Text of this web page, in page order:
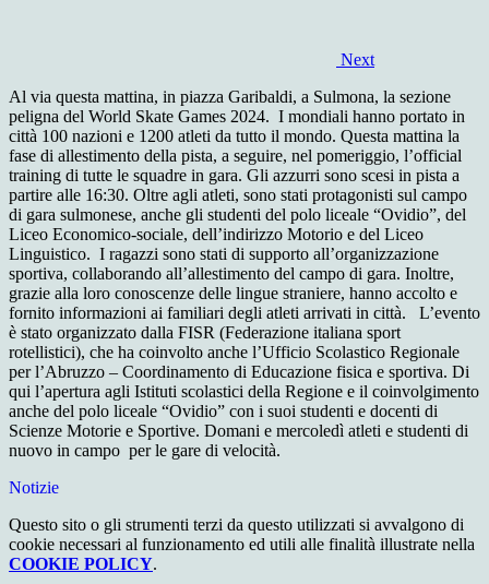
Next
Al via questa mattina, in piazza Garibaldi, a Sulmona, la sezione
peligna del World Skate Games 2024. I mondiali hanno portato in
città 100 nazioni e 1200 atleti da tutto il mondo. Questa mattina la
fase di allestimento della pista, a seguire, nel pomeriggio, l’official
training di tutte le squadre in gara. Gli azzurri sono scesi in pista a
partire alle 16:30. Oltre agli atleti, sono stati protagonisti sul campo
di gara sulmonese, anche gli studenti del polo liceale “Ovidio”, del
Liceo Economico-sociale, dell’indirizzo Motorio e del Liceo
Linguistico. I ragazzi sono stati di supporto all’organizzazione
sportiva, collaborando all’allestimento del campo di gara. Inoltre,
grazie alla loro conoscenze delle lingue straniere, hanno accolto e
fornito informazioni ai familiari degli atleti arrivati in città. L’evento
è stato organizzato dalla FISR (Federazione italiana sport
rotellistici), che ha coinvolto anche l’Ufficio Scolastico Regionale
per l’Abruzzo – Coordinamento di Educazione fisica e sportiva. Di
qui l’apertura agli Istituti scolastici della Regione e il coinvolgimento
anche del polo liceale “Ovidio” con i suoi studenti e docenti di
Scienze Motorie e Sportive. Domani e mercoledì atleti e studenti di
nuovo in campo per le gare di velocità.
Notizie
Questo sito o gli strumenti terzi da questo utilizzati si avvalgono di
cookie necessari al funzionamento ed utili alle finalità illustrate nella
COOKIE POLICY.